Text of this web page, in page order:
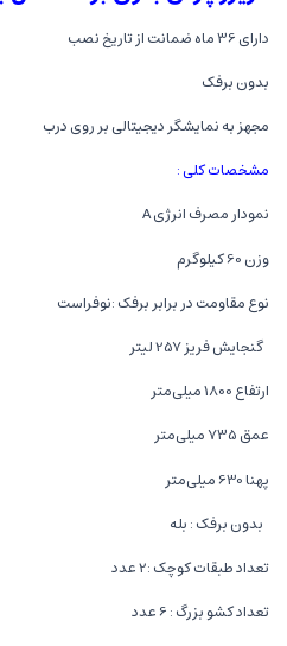
دارای 36 ماه ضمانت از تاریخ نصب
بدون برفک
مجهز به نمایشگر دیجیتالی بر روی درب
مشخصات کلی :
نمودار مصرف انرژی A
وزن 60 کیلوگرم
نوع مقاومت در برابر برفک :نوفراست
گنجایش فریز 257 لیتر
ارتفاع 1800 میلی‌متر
عمق 735 میلی‌متر
پهنا 630 میلی‌متر
بدون برفک : بله
تعداد طبقات کوچک :2 عدد
تعداد کشو بزرگ : 6 عدد